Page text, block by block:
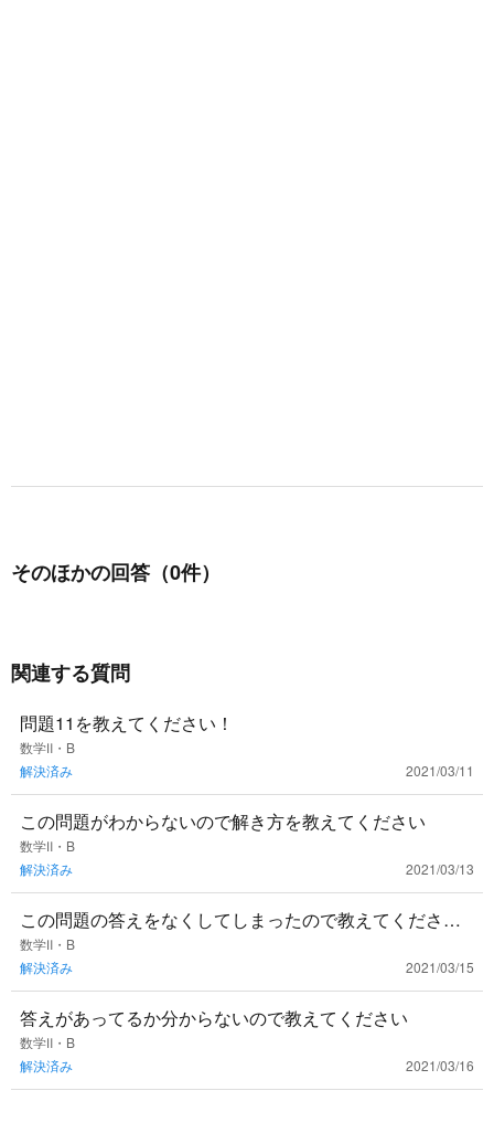
そのほかの回答（0件）
関連する質問
問題11を教えてください！
数学Ⅱ・B
解決済み
2021/03/11
この問題がわからないので解き方を教えてください
数学Ⅱ・B
解決済み
2021/03/13
この問題の答えをなくしてしまったので教えてくださ
い！
数学Ⅱ・B
解決済み
2021/03/15
答えがあってるか分からないので教えてください
数学Ⅱ・B
解決済み
2021/03/16